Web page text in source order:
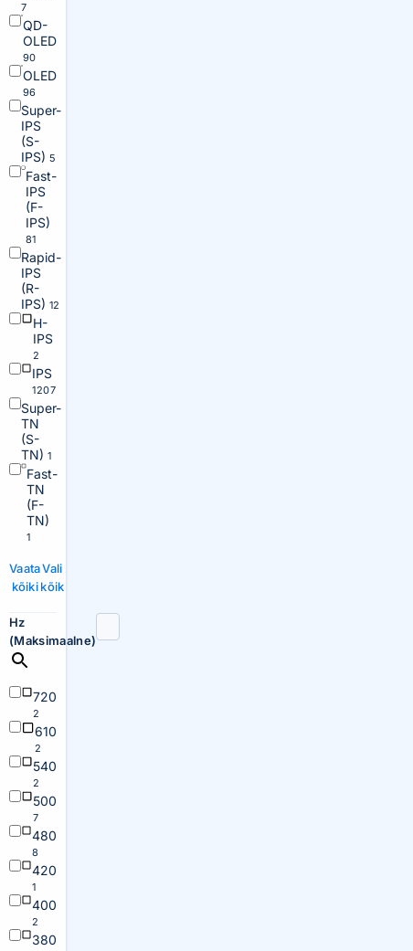
7
QD-
OLED
90
OLED
96
Super-
IPS
(S-
IPS) 5
Fast-
IPS
(F-
IPS)
81
Rapid-
IPS
(R-
IPS) 12
H-
IPS
2
IPS
1207
Super-
TN
(S-
TN) 1
Fast-
TN
(F-
TN)
1
Vaata
kõiki
Vali
kõik
Hz
(Maksimaalne)
720
2
610
2
540
2
500
7
480
8
420
1
400
2
380